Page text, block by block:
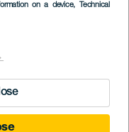
on a device, Technical